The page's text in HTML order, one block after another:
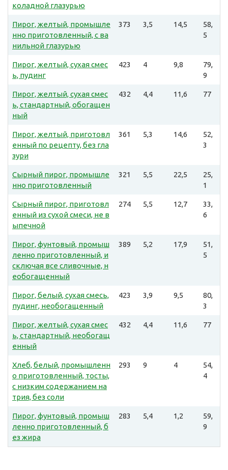
коладной глазурью
Пирог, желтый, промышле
нно приготовленный, с ва
нильной глазурью
373 3,5 14,5
58,
5
Пирог, желтый, сухая смес
ь, пудинг
423 4 9,8
79,
9
Пирог, желтый, сухая смес
ь, стандартный, обогащен
ный
432 4,4 11,6 77
Пирог, желтый, приготовл
енный по рецепту, без гла
зури
361 5,3 14,6
52,
3
Сырный пирог, промышле
нно приготовленный
321 5,5 22,5
25,
1
Сырный пирог, приготовл
енный из сухой смеси, не в
ыпечной
274 5,5 12,7
33,
6
Пирог, фунтовый, промыш
ленно приготовленный, и
сключая все сливочные, н
еобогащенный
389 5,2 17,9
51,
5
Пирог, белый, сухая смесь,
пудинг, необогащенный
423 3,9 9,5
80,
3
Пирог, желтый, сухая смес
ь, стандартный, необогащ
енный
432 4,4 11,6 77
Хлеб, белый, промышленн
о приготовленный, тосты,
с низким содержанием на
трия, без соли
293 9 4
54,
4
Пирог, фунтовый, промыш
ленно приготовленный, б
ез жира
283 5,4 1,2
59,
9